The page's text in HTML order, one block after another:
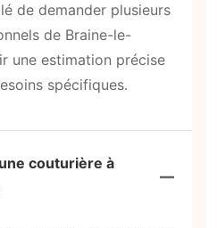
de demander plusieurs
de Braine-le-
une estimation précise
spécifiques.
couturière à